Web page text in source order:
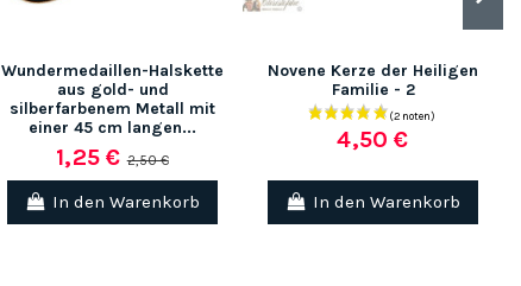
Wundermedaillen-Halskette
aus gold- und
silberfarbenem Metall mit
einer 45 cm langen...
1,25 €2,50 €
In den Warenkorb
Novene Kerze der Heiligen
Familie - 2
4,50 €
In den Warenkorb